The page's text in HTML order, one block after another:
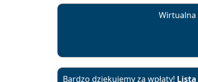
Wirtualna
Bardzo dziękujemy za wpłaty!